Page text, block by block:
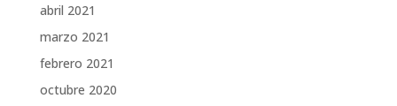
abril 2021
marzo 2021
febrero 2021
octubre 2020